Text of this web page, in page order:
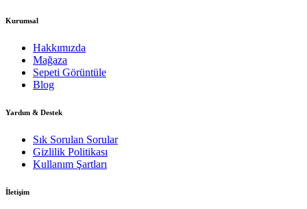
Kurumsal
Hakkımızda
Mağaza
Sepeti Görüntüle
Blog
Yardım & Destek
Sık Sorulan Sorular
Gizlilik Politikası
Kullanım Şartları
İletişim